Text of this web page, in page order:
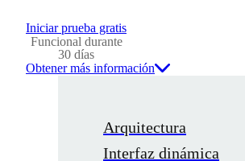
Iniciar prueba gratis
Funcional durante
30 días
Obtener más información
Arquitectura
Interfaz dinámica